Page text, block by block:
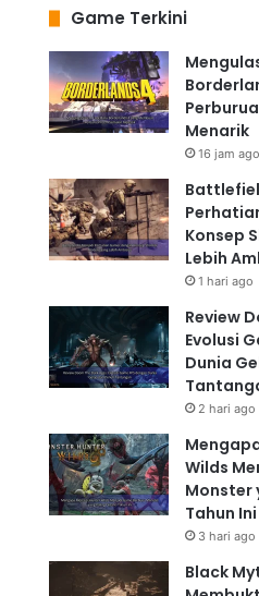
Game Terkini
Menarik
16 jam ago
Konsep
Lebih
1 hari ago
Review
Evolusi
Dunia
2 hari ago
Wilds
Monster
Tahun Ini
3 hari ago
Black